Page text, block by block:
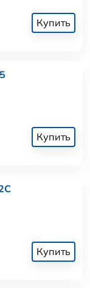
Купить
Купить
Купить